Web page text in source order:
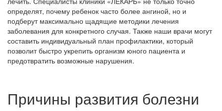
определят, почему ребенок часто более ангиной, но и
подберут максимально щадящие методики лечения
заболевания для конкретного случая. Также наши врачи могут
составить индивидуальный план профилактики, который
позволит быстро укрепить организм юного пациента и
предотвратить возможные нарушения.
Причины развития болезни